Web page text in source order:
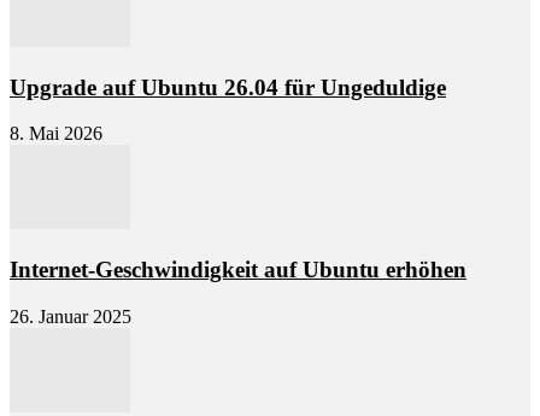
Upgrade auf Ubuntu 26.04 für Ungeduldige
8. Mai 2026
Internet-Geschwindigkeit auf Ubuntu erhöhen
26. Januar 2025